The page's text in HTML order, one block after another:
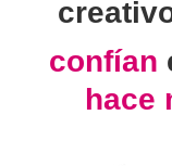
confían
hace